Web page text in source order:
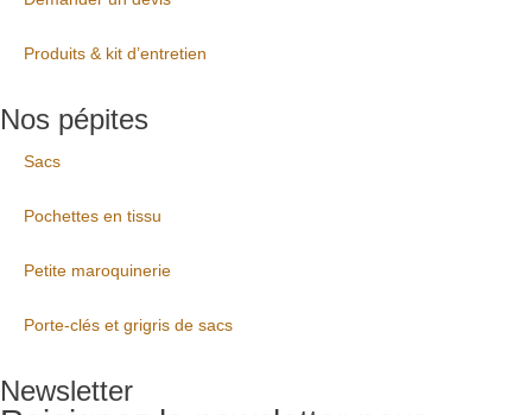
Produits & kit d’entretien
Nos pépites
Sacs
Pochettes en tissu
Petite maroquinerie
Porte-clés et grigris de sacs
Newsletter